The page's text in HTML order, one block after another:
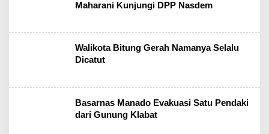
Maharani Kunjungi DPP Nasdem
Walikota Bitung Gerah Namanya Selalu
Dicatut
Basarnas Manado Evakuasi Satu Pendaki
dari Gunung Klabat